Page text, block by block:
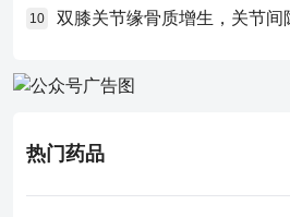
10 双膝关节缘骨质增生，关节间
热门药品